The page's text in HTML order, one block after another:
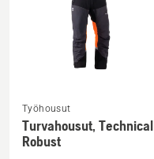
Katso
lisätietoja
tuotteesta
Työhousut
Turvahousut, Technical
Robust